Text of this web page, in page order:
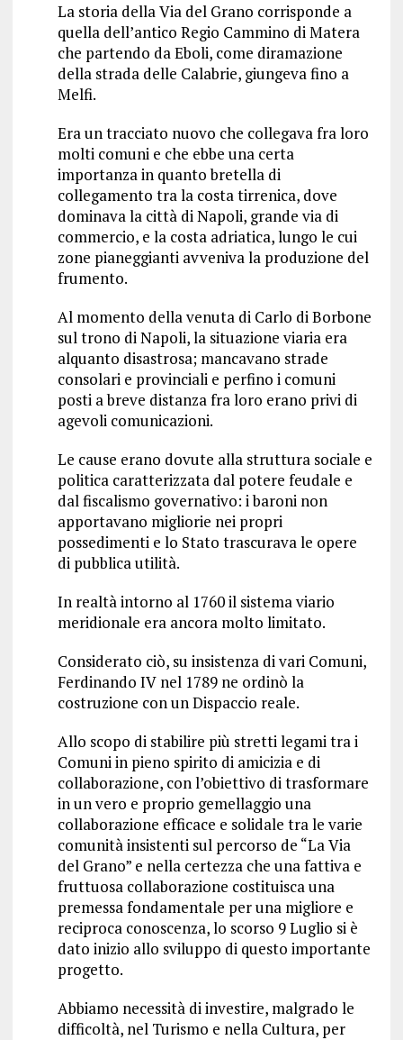
La storia della Via del Grano corrisponde a
quella dell’antico Regio Cammino di Matera
che partendo da Eboli, come diramazione
della strada delle Calabrie, giungeva fino a
Melfi.
Era un tracciato nuovo che collegava fra loro
molti comuni e che ebbe una certa
importanza in quanto bretella di
collegamento tra la costa tirrenica, dove
dominava la città di Napoli, grande via di
commercio, e la costa adriatica, lungo le cui
zone pianeggianti avveniva la produzione del
frumento.
Al momento della venuta di Carlo di Borbone
sul trono di Napoli, la situazione viaria era
alquanto disastrosa; mancavano strade
consolari e provinciali e perfino i comuni
posti a breve distanza fra loro erano privi di
agevoli comunicazioni.
Le cause erano dovute alla struttura sociale e
politica caratterizzata dal potere feudale e
dal fiscalismo governativo: i baroni non
apportavano migliorie nei propri
possedimenti e lo Stato trascurava le opere
di pubblica utilità.
In realtà intorno al 1760 il sistema viario
meridionale era ancora molto limitato.
Considerato ciò, su insistenza di vari Comuni,
Ferdinando IV nel 1789 ne ordinò la
costruzione con un Dispaccio reale.
Allo scopo di stabilire più stretti legami tra i
Comuni in pieno spirito di amicizia e di
collaborazione, con l’obiettivo di trasformare
in un vero e proprio gemellaggio una
collaborazione efficace e solidale tra le varie
comunità insistenti sul percorso de “La Via
del Grano” e nella certezza che una fattiva e
fruttuosa collaborazione costituisca una
premessa fondamentale per una migliore e
reciproca conoscenza, lo scorso 9 Luglio si è
dato inizio allo sviluppo di questo importante
progetto.
Abbiamo necessità di investire, malgrado le
difficoltà, nel Turismo e nella Cultura, per